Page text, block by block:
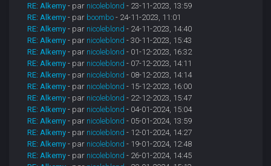
RE: Alkemy - par nicoleblond - 23-11-2023, 13:59
RE: Alkemy - par boombo - 24-11-2023, 11:01
RE: Alkemy - par nicoleblond - 24-11-2023, 14:40
RE: Alkemy - par nicoleblond - 30-11-2023, 15:43
RE: Alkemy - par nicoleblond - 01-12-2023, 16:32
RE: Alkemy - par nicoleblond - 07-12-2023, 14:11
RE: Alkemy - par nicoleblond - 08-12-2023, 14:14
RE: Alkemy - par nicoleblond - 15-12-2023, 16:00
RE: Alkemy - par nicoleblond - 22-12-2023, 15:47
RE: Alkemy - par nicoleblond - 04-01-2024, 15:04
RE: Alkemy - par nicoleblond - 05-01-2024, 13:59
RE: Alkemy - par nicoleblond - 12-01-2024, 14:27
RE: Alkemy - par nicoleblond - 19-01-2024, 12:48
RE: Alkemy - par nicoleblond - 26-01-2024, 14:45